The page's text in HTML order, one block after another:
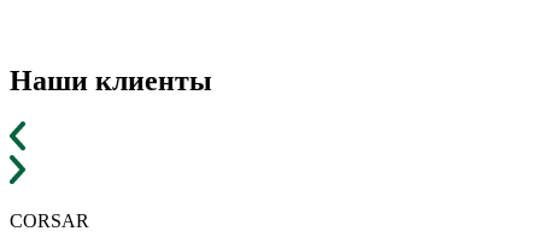
Наши клиенты
CORSAR